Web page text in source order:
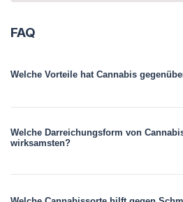
FAQ
Welche Vorteile hat Cannabis
Welche Darreichungsform von
wirksamsten?